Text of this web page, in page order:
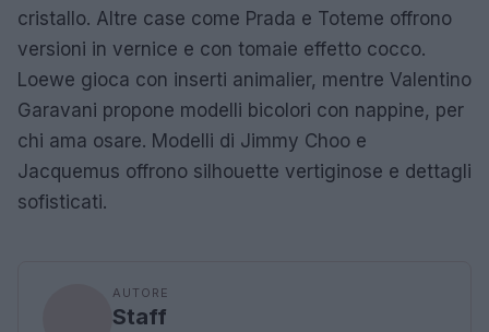
cristallo. Altre case come Prada e Toteme offrono
versioni in vernice e con tomaie effetto cocco.
Loewe gioca con inserti animalier, mentre Valentino
Garavani propone modelli bicolori con nappine, per
chi ama osare. Modelli di Jimmy Choo e
Jacquemus offrono silhouette vertiginose e dettagli
sofisticati.
AUTORE
Staff